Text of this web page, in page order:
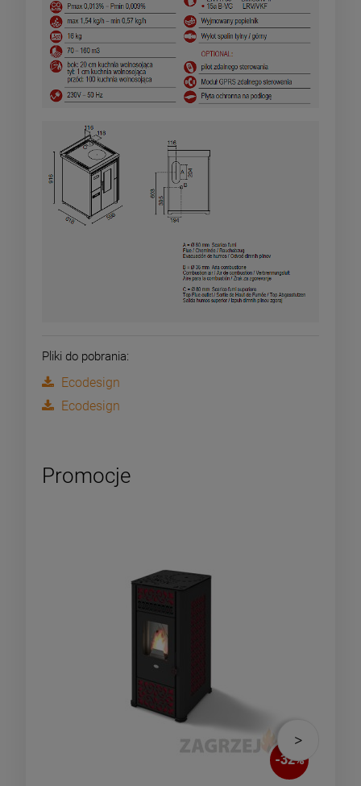
Pliki do pobrania:
Ecodesign
Ecodesign
Promocje
-32%